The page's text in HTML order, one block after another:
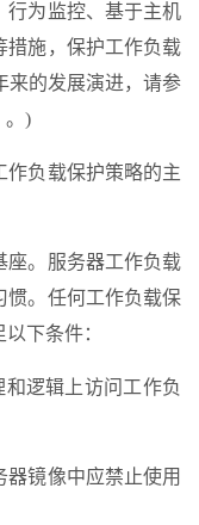
行为监控、基于主机
措施，保护工作负载
来的发展演进，请参
。)
作负载保护策略的主
座。服务器工作负载
惯。任何工作负载保
下条件：
逻辑上访问工作负
镜像中应禁止使用